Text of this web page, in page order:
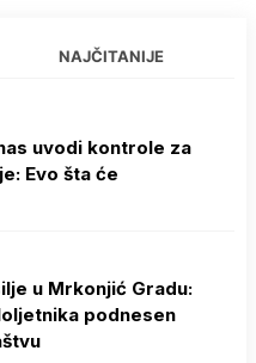
NAJČITANIJE
uvodi kontrole za
Evo šta će
u Mrkonjić Gradu:
podnesen